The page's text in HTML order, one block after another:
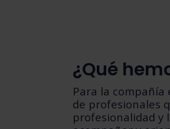
¿Qué
Para la
de profesionales
profesionalidad y